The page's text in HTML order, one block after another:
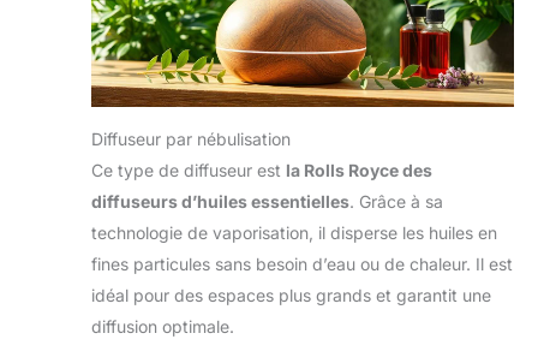
Diffuseur par nébulisation
Ce type de diffuseur est la Rolls Royce des
diffuseurs d’huiles essentielles. Grâce à sa
technologie de vaporisation, il disperse les huiles en
fines particules sans besoin d’eau ou de chaleur. Il est
idéal pour des espaces plus grands et garantit une
diffusion optimale.